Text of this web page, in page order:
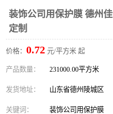
装饰公司用保护膜 德州
定制
价格： 0.72 元/平方米 起
产品数量： 231000.00平方米
发货地址： 山东省德州陵城区
关键词： 装饰公司用保护膜